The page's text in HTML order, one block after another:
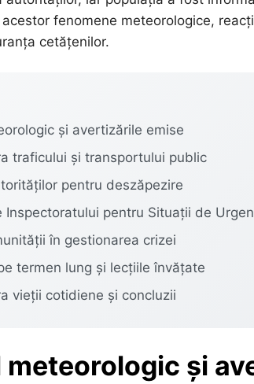
fenomene meteorologice,
cetățenilor.
și avertizările emise
traficului și transportului public
pentru deszăpezire
Inspectoratului pentru Situații de
în gestionarea crizei
termen lung și lecțiile învățate
vieții cotidiene și concluzii
și